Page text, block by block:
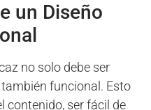
un Diseño
no solo debe ser
funcional. Esto
contenido, ser fácil de